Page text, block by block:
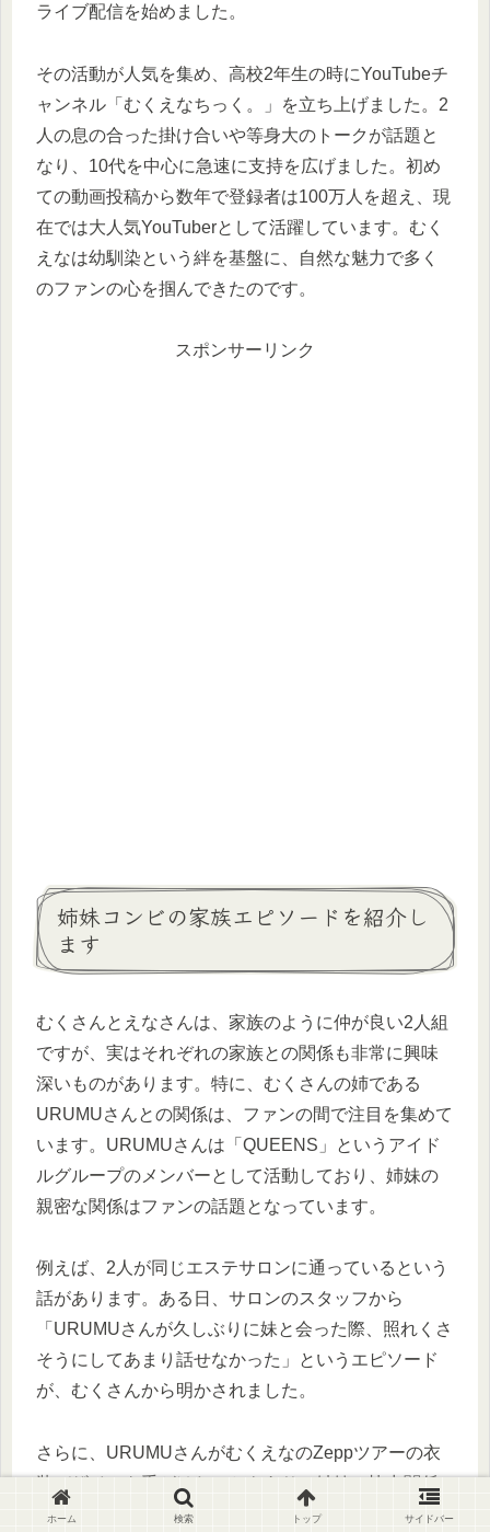
ライブ配信を始めました。
その活動が人気を集め、高校2年生の時にYouTubeチ
ャンネル「むくえなちっく。」を立ち上げました。2
人の息の合った掛け合いや等身大のトークが話題と
なり、10代を中心に急速に支持を広げました。初め
ての動画投稿から数年で登録者は100万人を超え、現
在では大人気YouTuberとして活躍しています。むく
えなは幼馴染という絆を基盤に、自然な魅力で多く
のファンの心を掴んできたのです。
スポンサーリンク
姉妹コンビの家族エピソードを紹介し
ます
むくさんとえなさんは、家族のように仲が良い2人組
ですが、実はそれぞれの家族との関係も非常に興味
深いものがあります。特に、むくさんの姉である
URUMUさんとの関係は、ファンの間で注目を集めて
います。URUMUさんは「QUEENS」というアイド
ルグループのメンバーとして活動しており、姉妹の
親密な関係はファンの話題となっています。
例えば、2人が同じエステサロンに通っているという
話があります。ある日、サロンのスタッフから
「URUMUさんが久しぶりに妹と会った際、照れくさ
そうにしてあまり話せなかった」というエピソード
が、むくさんから明かされました。
さらに、URUMUさんがむくえなのZeppツアーの衣
装デザインを手がけたこともあり、姉妹の協力関係
がファンに感動を与えています。そうした家族エピ
ホーム 検索 トップ サイドバー